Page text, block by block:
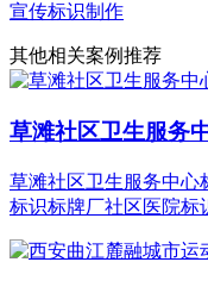
宣传标识制作
其他相关案例推荐
草滩社区卫生服务
草滩社区卫生服务中心
标识标牌厂社区医院标